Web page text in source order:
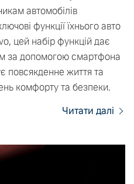
автомобілів
функції їхнього авто
цей набір функцій дає
за допомогою смартфона
повсякденне життя та
комфорту та безпеки.
Читати далі